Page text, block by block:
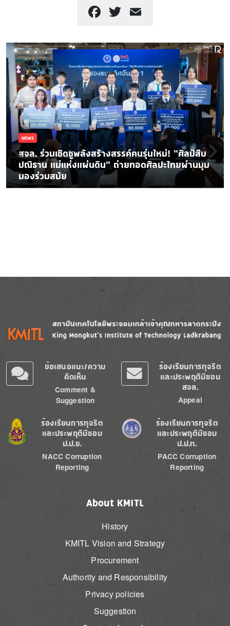
Facebook
Twitter
NEWS
สจล. ร่วมเชิดชูพลังสร้างสรรค์คนรุ่นใหม่! “ศิลป์สืบ
ปณิธาน แม่แห่งแผ่นดิน” ถ่ายทอดศิลปะไทยผ่านมุม
มองร่วมสมัย
Image
ข้อเสนอแนะ/ความ
คิดเห็น
Comment &
Suggestion
ร้องเรียนการทุจริต
และประพฤติมิชอบ
สจล.
Appeal
Image
ร้องเรียนการทุจริต
และประพฤติมิชอบ
ป.ป.ช.
NACC Corruption
Reporting
Image
ร้องเรียนการทุจริต
และประพฤติมิชอบ
ป.ป.ท.
PACC Corruption
Reporting
About KMITL
History
KMITL Vision and Strategy
Procurement
Authority and Responsibility
Privacy policies
Suggestion